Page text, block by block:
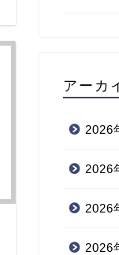
アーカ
2026
2026
2026
2026